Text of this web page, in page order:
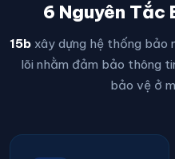
6 Nguyên Tắc
15b xây dựng hệ thống
lõi nhằm đảm bảo thông
bảo vệ ở